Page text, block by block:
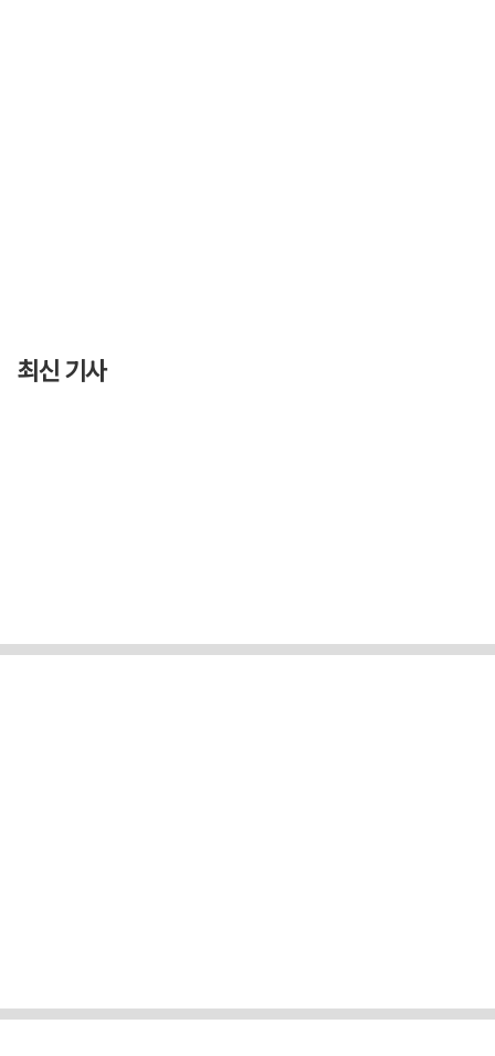
최신 기사